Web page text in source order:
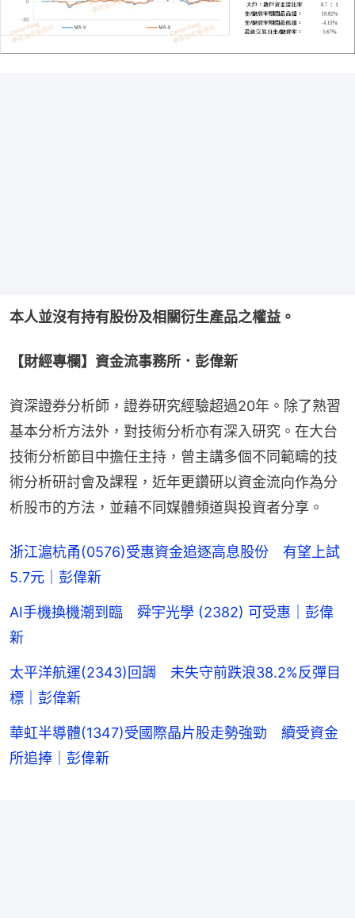
本人並沒有持有股份及相關衍生產品之權益。
【財經專欄】資金流事務所．彭偉新
資深證券分析師，證券研究經驗超過20年。除了熟習
基本分析方法外，對技術分析亦有深入研究。在大台
技術分析節目中擔任主持，曾主講多個不同範疇的技
術分析研討會及課程，近年更鑽研以資金流向作為分
析股市的方法，並藉不同媒體頻道與投資者分享。
浙江滬杭甬(0576)受惠資金追逐高息股份 有望上試
5.7元｜彭偉新
AI手機換機潮到臨 舜宇光學 (2382) 可受惠｜彭偉
新
太平洋航運(2343)回調 未失守前跌浪38.2%反彈目
標｜彭偉新
華虹半導體(1347)受國際晶片股走勢強勁 續受資金
所追捧｜彭偉新